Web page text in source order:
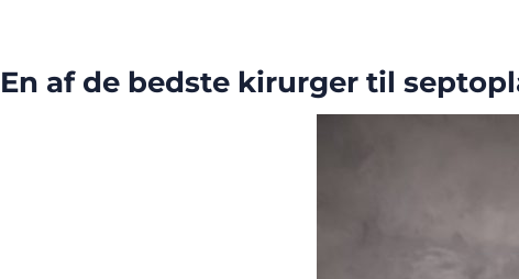
En af de bedste kirurger til